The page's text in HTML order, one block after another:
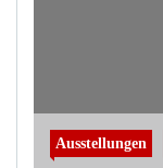
Ausstellungen